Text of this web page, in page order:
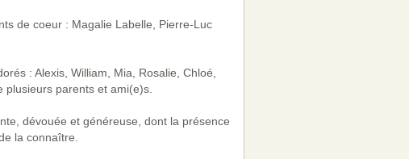
de coeur : Magalie Labelle, Pierre-Luc
: Alexis, William, Mia, Rosalie, Chloé,
plusieurs parents et ami(e)s.
dévouée et généreuse, dont la présence
la connaître.